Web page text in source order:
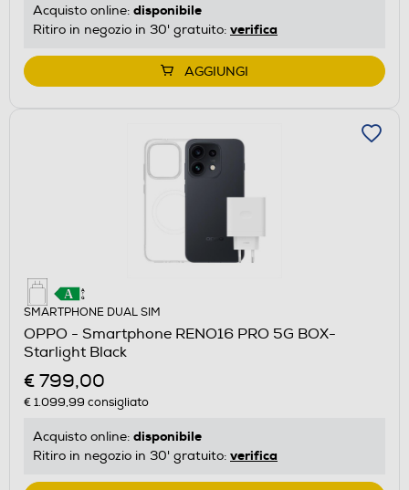
Acquisto online: disponibile
Ritiro in negozio in 30' gratuito: verifica
AGGIUNGI
SMARTPHONE DUAL SIM
OPPO - Smartphone RENO16 PRO 5G BOX-
Starlight Black
€ 799,00
€ 1.099,99 consigliato
Acquisto online: disponibile
Ritiro in negozio in 30' gratuito: verifica